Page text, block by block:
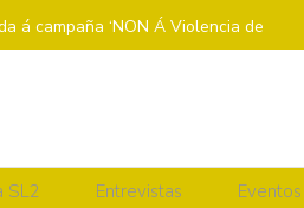
á campaña ‘NON Á Violencia de
SEGUNDA VOLTA DA LIGA REGULAR
SL2 Entrevistas Eventos